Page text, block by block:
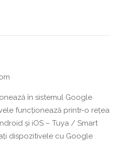
în sistemul Google
funcționează printr-o rețea
și iOS – Tuya / Smart
dispozitivele cu Google